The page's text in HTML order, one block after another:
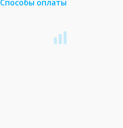
Способы оплаты